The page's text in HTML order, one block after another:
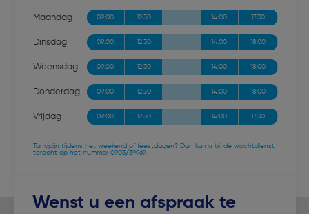
Maandag 09:00 12:30 14:00 17:30
Dinsdag 09:00 12:30 14:00 18:00
Woensdag 09:00 12:30 14:00 18:00
Donderdag 09:00 12:30 14:00 18:00
Vrijdag 09:00 12:30 14:00 17:30
Tandpijn tijdens het weekend of feestdagen? Dan kan u bij de wachtdienst
terecht op het nummer 0903/39969.
Wenst u een afspraak te